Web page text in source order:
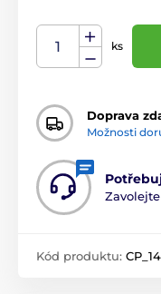
ks
Doprava
Možnosti
Kód produktu: